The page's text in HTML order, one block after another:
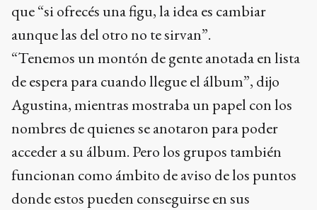
que “si ofrecés una figu, la idea es cambiar
aunque las del otro no te sirvan”.
“Tenemos un montón de gente anotada en lista
de espera para cuando llegue el álbum”, dijo
Agustina, mientras mostraba un papel con los
nombres de quienes se anotaron para poder
acceder a su álbum. Pero los grupos también
funcionan como ámbito de aviso de los puntos
donde estos pueden conseguirse en sus